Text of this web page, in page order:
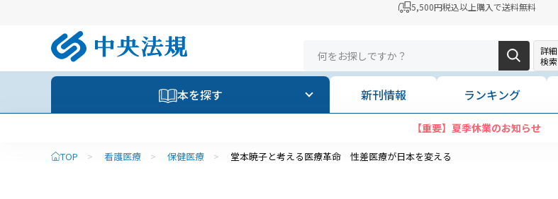
5,500円税込以上購入で送料無料
詳細
検索
本を探す 新刊情報 ランキング
【重要】夏季休業のお知らせ
TOP > 看護医療 > 保健医療 > 堂本暁子と考える医療革命 性差医療が日本を変える